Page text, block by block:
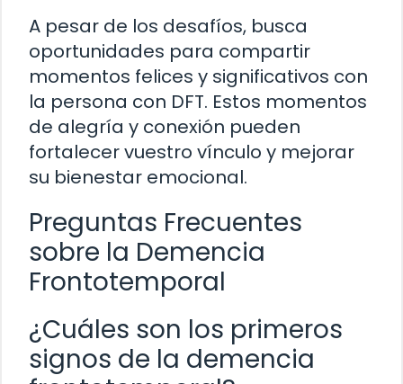
A pesar de los desafíos, busca
oportunidades para compartir
momentos felices y significativos con
la persona con DFT. Estos momentos
de alegría y conexión pueden
fortalecer vuestro vínculo y mejorar
su bienestar emocional.
Preguntas Frecuentes
sobre la Demencia
Frontotemporal
¿Cuáles son los primeros
signos de la demencia